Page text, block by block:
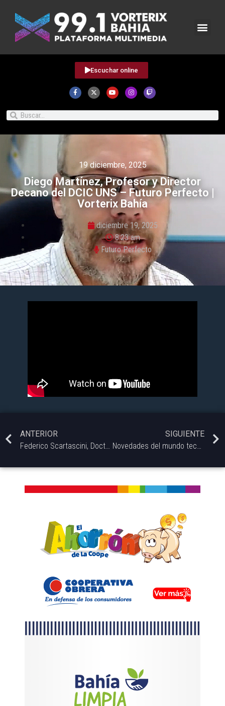
Escuchar online
19 diciembre, 2025
Diego Martínez, Profesor y Director
Decano del DCIC UNS – Futuro Perfecto |
Vorterix Bahía
diciembre 19, 2025
8:23 am
Futuro Perfecto
ANTERIOR
SIGUIENTE